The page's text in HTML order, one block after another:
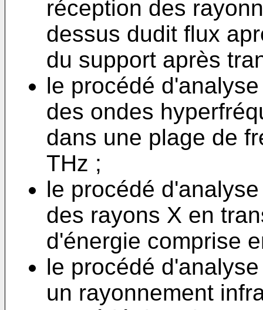
réception des
dessus dudit flux
du support après
le procédé
des ondes
dans une plage de
THz ;
le procédé
des rayons X en
d'énergie comprise
le procédé
un rayonnement